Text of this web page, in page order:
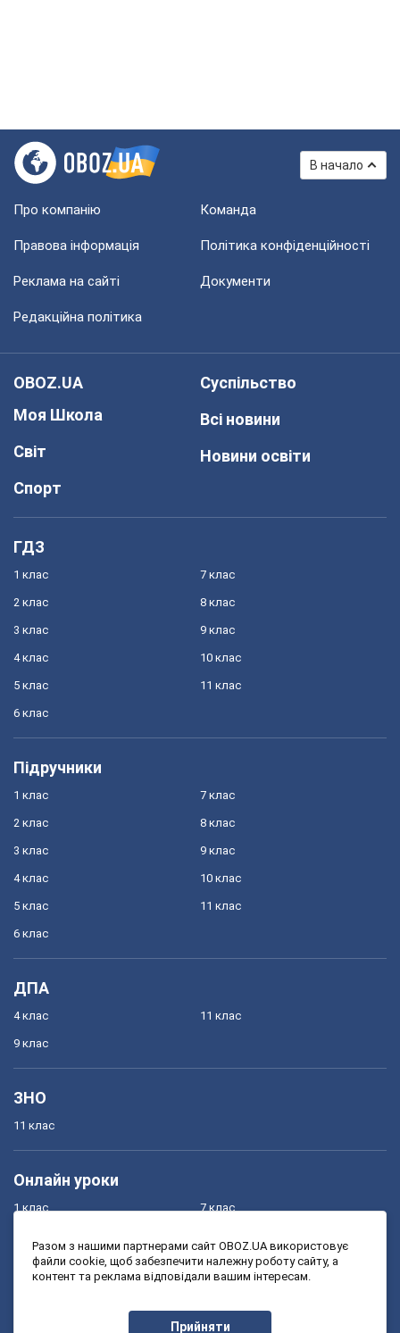
В начало
Про компанію Команда
Правова інформація Політика конфіденційності
Реклама на сайті Документи
Редакційна політика
OBOZ.UA
Моя Школа
Світ
Спорт
Суспільство
Всі новини
Новини освіти
ГДЗ
1 клас
2 клас
3 клас
4 клас
5 клас
6 клас
7 клас
8 клас
9 клас
10 клас
11 клас
Підручники
1 клас
2 клас
3 клас
4 клас
5 клас
6 клас
7 клас
8 клас
9 клас
10 клас
11 клас
ДПА
4 клас
9 клас
11 клас
ЗНО
11 клас
Онлайн уроки
1 клас
3 клас
7 клас
9 клас
Разом з нашими партнерами сайт OBOZ.UA використовує
файли cookie, щоб забезпечити належну роботу сайту, а
контент та реклама відповідали вашим інтересам.
Прийняти